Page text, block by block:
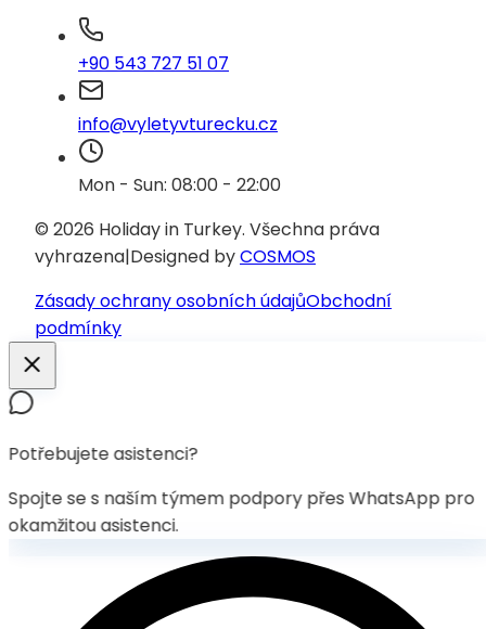
+90 543 727 51 07
info@vyletyvturecku.cz
Mon - Sun: 08:00 - 22:00
© 2026 Holiday in Turkey. Všechna práva
vyhrazena|Designed byCOSMOS
Zásady ochrany osobních údajůObchodní
podmínky
Potřebujete asistenci?
Spojte se s naším týmem podpory přes WhatsApp pro
okamžitou asistenci.